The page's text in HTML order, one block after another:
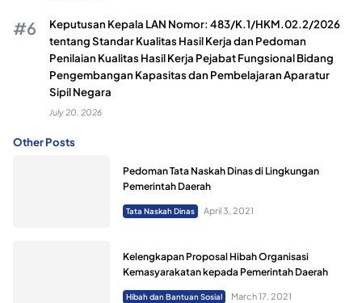
Keputusan Kepala LAN Nomor: 483/K.1/HKM.02.2/2026
tentang Standar Kualitas Hasil Kerja dan Pedoman
Penilaian Kualitas Hasil Kerja Pejabat Fungsional Bidang
Pengembangan Kapasitas dan Pembelajaran Aparatur
Sipil Negara
July 20, 2026
Other Posts
Pedoman Tata Naskah Dinas di Lingkungan
Pemerintah Daerah
Tata Naskah Dinas April 3, 2021
Kelengkapan Proposal Hibah Organisasi
Kemasyarakatan kepada Pemerintah Daerah
Hibah dan Bantuan Sosial March 17, 2021